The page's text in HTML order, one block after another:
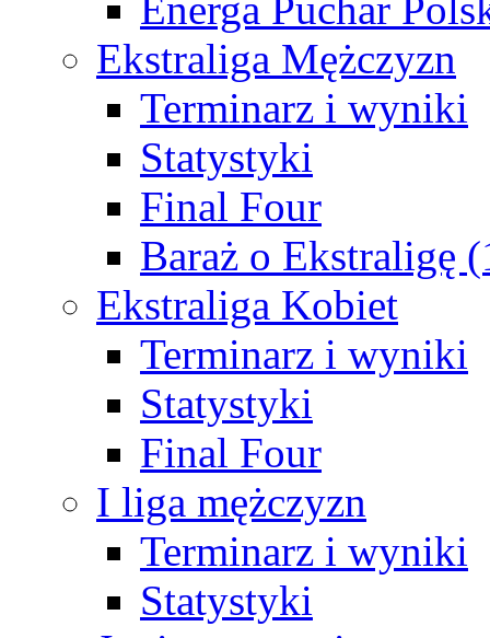
Ekstraliga Mężczyzn
Terminarz i wyniki
Statystyki
Final Four
Baraż o Ekstraligę
Ekstraliga Kobiet
Terminarz i wyniki
Statystyki
Final Four
I liga mężczyzn
Terminarz i wyniki
Statystyki